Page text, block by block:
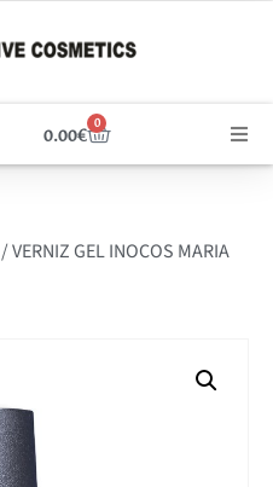
0.00€
0
/ VERNIZ GEL INOCOS MARIA